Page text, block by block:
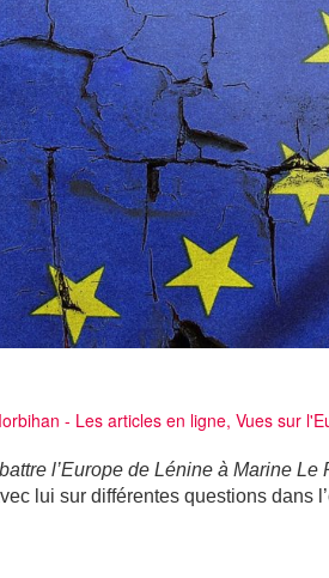
- Les articles en ligne, Vues sur
l’Europe de Lénine à Marine Le
lui sur différentes questions dans